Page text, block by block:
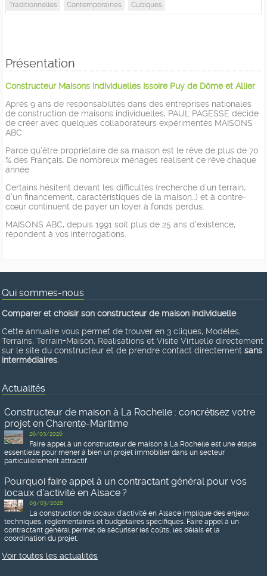
Traditionnelles Contemporaines Cubiques
Présentation
Constructeur Maisons Individuelles Issoire Puy de Dôme et Allier
Après 9 ans de responsabilités dans des entreprises nationales
de construction de maisons individuelles, PAUL PAGESSE décide
de créer avec quelques collaborateurs expérimentés MAISONS
ABC
Parce qu’être propriétaire de sa maison est le rêve de plus de 70
% des Français. De nombreux ménages réalisent ce rêve chaque
année.
Certains hésitent devant les difficultés (recherche d’un terrain,
d’un financement, caractéristiques de la maison…) et à contre-
cœur continuent de payer un loyer à fonds perdus.
MAISONS ABC, depuis 1991 soit plus de 25 ans d’existence,
répondent à vos interrogations.
Qui sommes-nous
Comparer et choisir son constructeur de maison individuelle
Cette annuaire vous permet de trouver en 3 cliques, Modèles,
Terrains, Terrain+Maison, Réalisations et Visite Virtuelle directement
sur le site du constructeur et de prendre contact directement sans
intermédiaires.
Actualités
Constructeur de maison à La Rochelle : concrétisez votre
projet en Charente-Maritime
26/03/2026
Faire appel à un constructeur de maison à La Rochelle est une étape
essentielle pour mener à bien un projet immobilier dans un secteur
particulièrement attractif.
Pourquoi faire appel à un contractant général pour vos
locaux d’activité en Alsace ?
09/03/2026
La construction de locaux d’activité en Alsace implique des enjeux
techniques, réglementaires et budgétaires spécifiques. Faire appel à un
contractant général permet de sécuriser les coûts, les délais et la
coordination du projet.
Voir toutes les actualités